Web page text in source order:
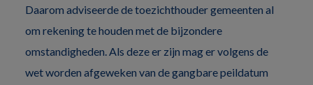
Daarom adviseerde de toezichthouder gemeenten al
om rekening te houden met de bijzondere
omstandigheden. Als deze er zijn mag er volgens de
wet worden afgeweken van de gangbare peildatum